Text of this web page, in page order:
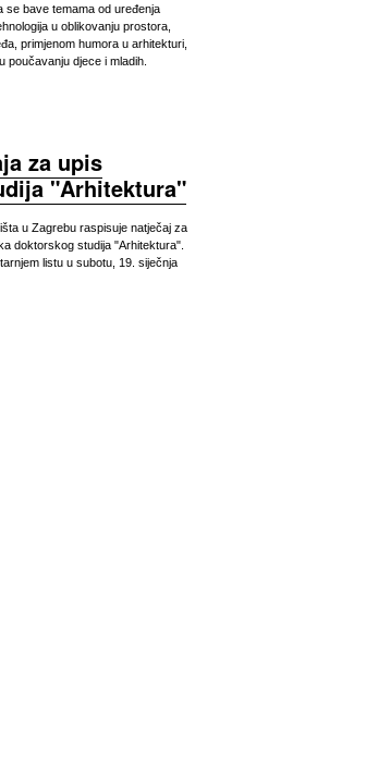
se bave temama od uređenja
u oblikovanju prostora,
primjenom humora u arhitekturi,
poučavanju djece i mladih.
za upis
"Arhitektura"
u Zagrebu raspisuje natječaj za
doktorskog studija "Arhitektura".
listu u subotu, 19. siječnja